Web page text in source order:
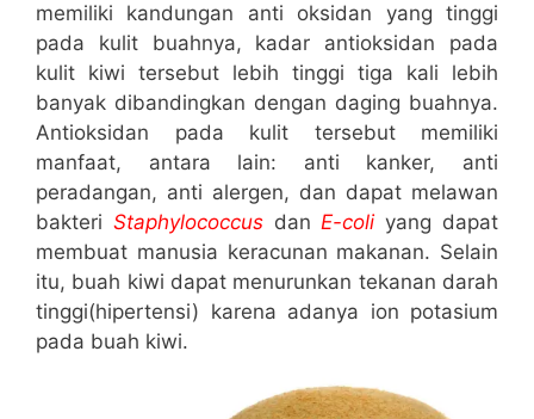
memiliki kandungan anti oksidan yang tinggi
pada kulit buahnya, kadar antioksidan pada
kulit kiwi tersebut lebih tinggi tiga kali lebih
banyak dibandingkan dengan daging buahnya.
Antioksidan pada kulit tersebut memiliki
manfaat, antara lain: anti kanker, anti
peradangan, anti alergen, dan dapat melawan
bakteri Staphylococcusdan E-coliyang dapat
membuat manusia keracunan makanan. Selain
itu, buah kiwi dapat menurunkan tekanan darah
tinggi(hipertensi) karena adanya ion potasium
pada buah kiwi.